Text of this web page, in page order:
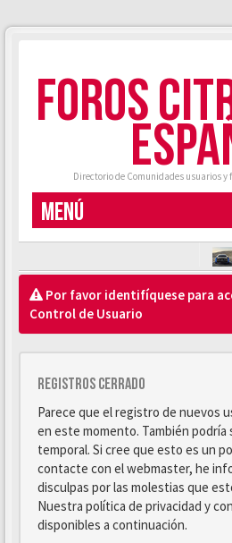
FOROS
Directorio de Comunidades usuarios y
MENÚ
Por favor identifíquese para
Control de Usuario
Registros cerrado
Parece que el registro de nuevos
en este momento. También podría
temporal. Si cree que esto es un
contacte con el webmaster, he
disculpas por las molestias que
Nuestra política de privacidad y
disponibles a continuación.